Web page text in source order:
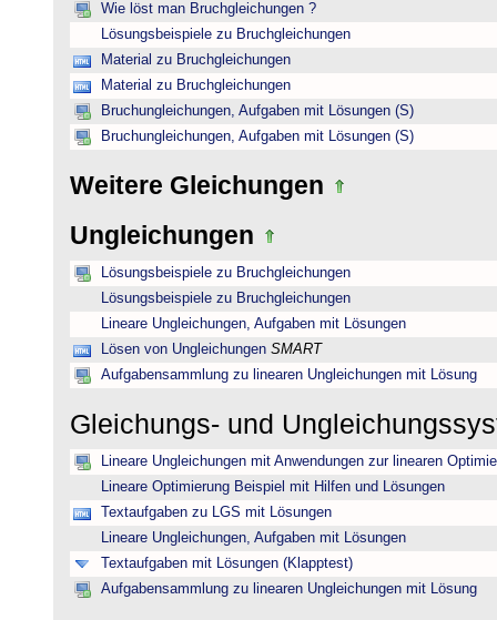
Wie löst man Bruchgleichungen ?
Lösungsbeispiele zu Bruchgleichungen
Material zu Bruchgleichungen
Material zu Bruchgleichungen
Bruchungleichungen, Aufgaben mit Lösungen (S)
Bruchungleichungen, Aufgaben mit Lösungen (S)
Weitere Gleichungen
Ungleichungen
Lösungsbeispiele zu Bruchgleichungen
Lösungsbeispiele zu Bruchgleichungen
Lineare Ungleichungen, Aufgaben mit Lösungen
Lösen von Ungleichungen SMART
Aufgabensammlung zu linearen Ungleichungen mit Lösung
Gleichungs- und
Lineare Ungleichungen mit Anwendungen zur linearen
Lineare Optimierung Beispiel mit Hilfen und Lösungen
Textaufgaben zu LGS mit Lösungen
Lineare Ungleichungen, Aufgaben mit Lösungen
Textaufgaben mit Lösungen (Klapptest)
Aufgabensammlung zu linearen Ungleichungen mit Lösung